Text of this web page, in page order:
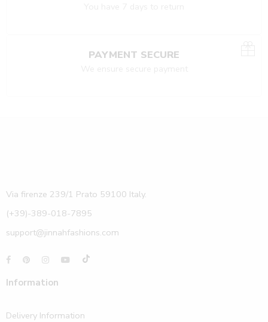
PAYMENT SECURE
Via firenze 239/1 Prato 59100 Italy.
(+39)-389-018-7895
support@jinnahfashions.com
Information
Delivery Information